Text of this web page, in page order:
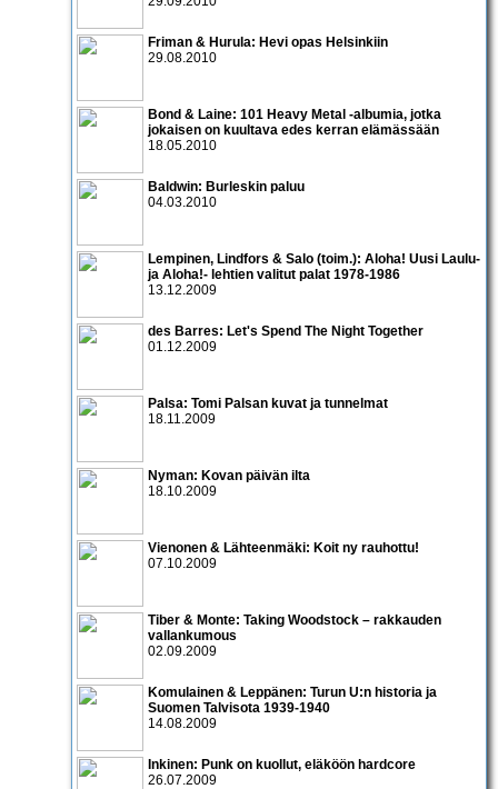
Friman & Hurula: Hevi opas Helsinkiin
29.08.2010
Bond & Laine: 101 Heavy Metal -albumia, jotka
jokaisen on kuultava edes kerran elämässään
18.05.2010
Baldwin: Burleskin paluu
04.03.2010
Lempinen, Lindfors & Salo (toim.): Aloha! Uusi Laulu-
ja Aloha!- lehtien valitut palat 1978-1986
13.12.2009
des Barres: Let's Spend The Night Together
01.12.2009
Palsa: Tomi Palsan kuvat ja tunnelmat
18.11.2009
Nyman: Kovan päivän ilta
18.10.2009
Vienonen & Lähteenmäki: Koit ny rauhottu!
07.10.2009
Tiber & Monte: Taking Woodstock – rakkauden
vallankumous
02.09.2009
Komulainen & Leppänen: Turun U:n historia ja
Suomen Talvisota 1939-1940
14.08.2009
Inkinen: Punk on kuollut, eläköön hardcore
26.07.2009